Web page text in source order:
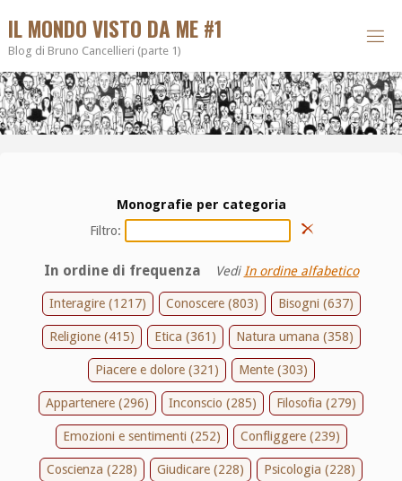
IL MONDO VISTO DA ME #1
Blog di Bruno Cancellieri (parte 1)
Monografie per categoria
Filtro:
In ordine di frequenza Vedi In ordine alfabetico
Interagire (1217) Conoscere (803) Bisogni (637)
Religione (415) Etica (361) Natura umana (358)
Piacere e dolore (321) Mente (303)
Appartenere (296) Inconscio (285) Filosofia (279)
Emozioni e sentimenti (252) Confliggere (239)
Coscienza (228) Giudicare (228) Psicologia (228)